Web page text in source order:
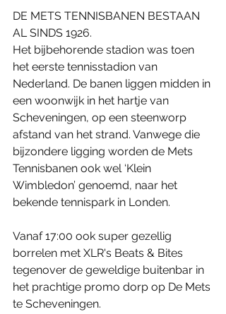
DE METS TENNISBANEN BESTAAN
AL SINDS 1926.
Het bijbehorende stadion was toen
het eerste tennisstadion van
Nederland. De banen liggen midden in
een woonwijk in het hartje van
Scheveningen, op een steenworp
afstand van het strand. Vanwege die
bijzondere ligging worden de Mets
Tennisbanen ook wel ‘Klein
Wimbledon’ genoemd, naar het
bekende tennispark in Londen.
Vanaf 17:00 ook super gezellig
borrelen met XLR's Beats & Bites
tegenover de geweldige buitenbar in
het prachtige promo dorp op De Mets
te Scheveningen.